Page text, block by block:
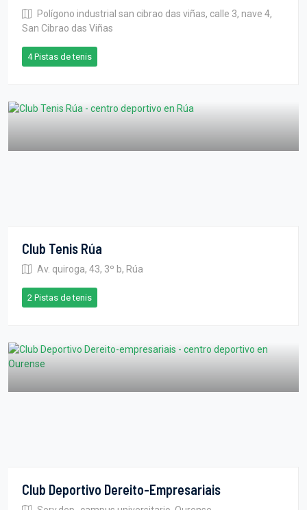
Polígono industrial san cibrao das viñas, calle 3, nave 4,
San Cibrao das Viñas
4 Pistas de tenis
Club Tenis Rúa
Av. quiroga, 43, 3º b, Rúa
2 Pistas de tenis
Club Deportivo Dereito-Empresariais